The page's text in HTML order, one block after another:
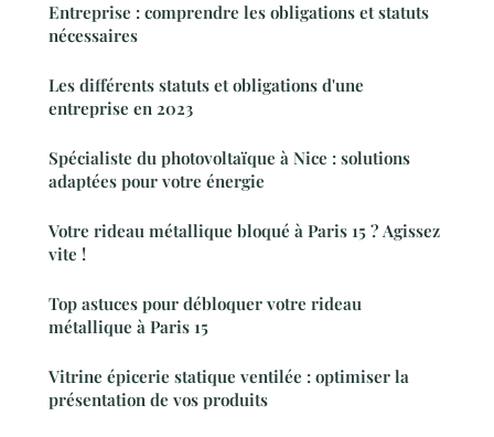
Entreprise : comprendre les obligations et statuts
nécessaires
Les différents statuts et obligations d'une
entreprise en 2023
Spécialiste du photovoltaïque à Nice : solutions
adaptées pour votre énergie
Votre rideau métallique bloqué à Paris 15 ? Agissez
vite !
Top astuces pour débloquer votre rideau
métallique à Paris 15
Vitrine épicerie statique ventilée : optimiser la
présentation de vos produits